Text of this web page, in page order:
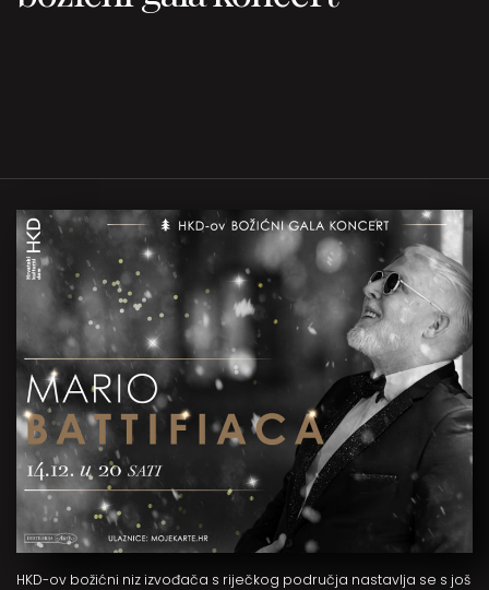
HKD-ov božićni niz izvođača s riječkog područja nastavlja se s još